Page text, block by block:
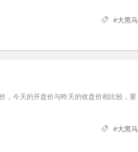
#大黑马
，今天的开盘价与昨天的收盘价相比较，要
#大黑马